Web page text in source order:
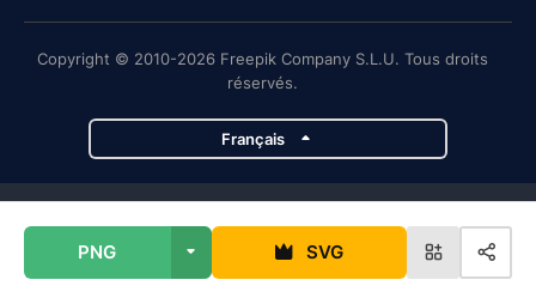
PNG SVG
Copyright © 2010-2026 Freepik Company S.L.U. Tous droits
réservés.
Français